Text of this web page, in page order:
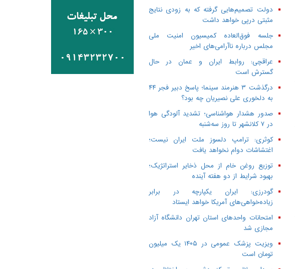
دولت تصمیم‌هایی گرفته که به زودی نتایج
مثبتی درپی خواهد داشت
جلسه فوق‌العاده کمیسیون امنیت ملی
مجلس درباره ناآرامی‌های اخیر
عراقچی: روابط ایران و عمان در حال
گسترش است
درگذشت ۳ هنرمند سینما؛ پاسخ دبیر فجر ۴۴
به دلخوری علی نصیریان چه بود؟
صدور هشدار هواشناسی؛ تشدید آلودگی هوا
در ۷ کلانشهر تا روز سه‌شنبه
کوثری: ترامپ دلسوز ملت ایران نیست؛
اغتشاشات دوام نخواهد یافت
توزیع روغن خام از محل ذخایر استراتژیک؛
بهبود شرایط از دو هفته آینده
گودرزی: ایران یکپارچه در برابر
زیاده‌خواهی‌های آمریکا خواهد ایستاد
امتحانات واحدهای استان تهران دانشگاه آزاد
مجازی شد
ویزیت پزشک عمومی در ۱۴۰۵ یک میلیون
تومان است